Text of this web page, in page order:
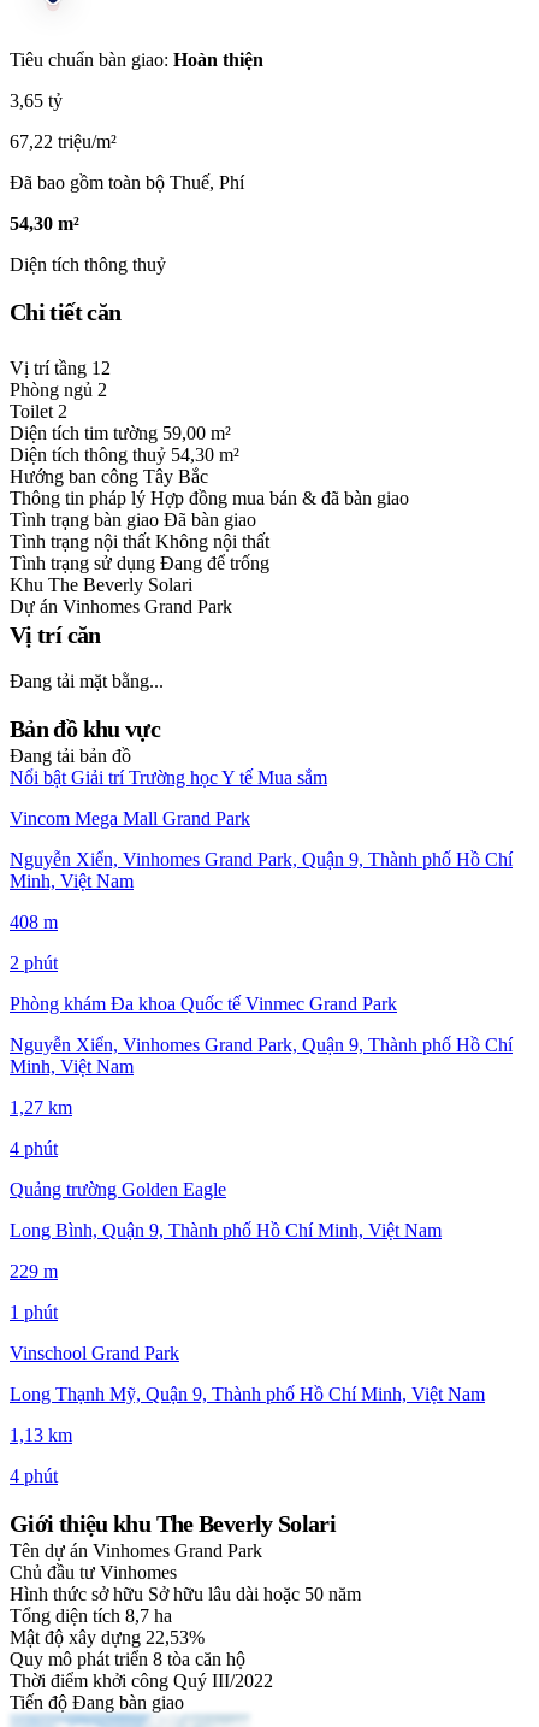
Tiêu chuẩn bàn giao: Hoàn thiện
3,65 tỷ
67,22 triệu/m²
Đã bao gồm toàn bộ Thuế, Phí
54,30 m²
Diện tích thông thuỷ
Chi tiết căn
Vị trí tầng 12
Phòng ngủ 2
Toilet 2
Diện tích tim tường 59,00 m²
Diện tích thông thuỷ 54,30 m²
Hướng ban công Tây Bắc
Thông tin pháp lý Hợp đồng mua bán & đã bàn giao
Tình trạng bàn giao Đã bàn giao
Tình trạng nội thất Không nội thất
Tình trạng sử dụng Đang để trống
Khu The Beverly Solari
Dự án Vinhomes Grand Park
Vị trí căn
Đang tải mặt bằng...
Bản đồ khu vực
Đang tải bản đồ
Nổi bật Giải trí Trường họcY tế Mua sắm
Vincom Mega Mall Grand Park
Nguyễn Xiển, Vinhomes Grand Park, Quận 9, Thành phố Hồ Chí
Minh, Việt Nam
408 m
2 phút
Phòng khám Đa khoa Quốc tế Vinmec Grand Park
Nguyễn Xiển, Vinhomes Grand Park, Quận 9, Thành phố Hồ Chí
Minh, Việt Nam
1,27 km
4 phút
Quảng trường Golden Eagle
Long Bình, Quận 9, Thành phố Hồ Chí Minh, Việt Nam
229 m
1 phút
Vinschool Grand Park
Long Thạnh Mỹ, Quận 9, Thành phố Hồ Chí Minh, Việt Nam
1,13 km
4 phút
Giới thiệu khu The Beverly Solari
Tên dự án Vinhomes Grand Park
Chủ đầu tư Vinhomes
Hình thức sở hữu Sở hữu lâu dài hoặc 50 năm
Tổng diện tích 8,7 ha
Mật độ xây dựng 22,53%
Quy mô phát triển 8 tòa căn hộ
Thời điểm khởi công Quý III/2022
Tiến độ Đang bàn giao